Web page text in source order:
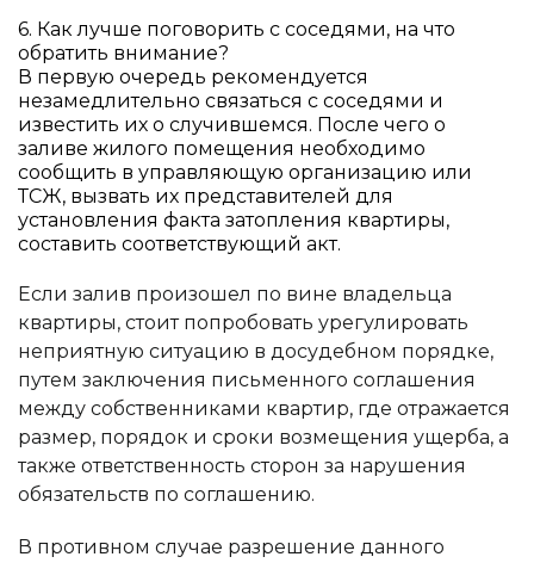
6. Как лучше поговорить с соседями, на что
обратить внимание?
В первую очередь рекомендуется
незамедлительно связаться с соседями и
известить их о случившемся. После чего о
заливе жилого помещения необходимо
сообщить в управляющую организацию или
ТСЖ, вызвать их представителей для
установления факта затопления квартиры,
составить соответствующий акт.
Если залив произошел по вине владельца
квартиры, стоит попробовать урегулировать
неприятную ситуацию в досудебном порядке,
путем заключения письменного соглашения
между собственниками квартир, где отражается
размер, порядок и сроки возмещения ущерба, а
также ответственность сторон за нарушения
обязательств по соглашению.
В противном случае разрешение данного
Выберите офис